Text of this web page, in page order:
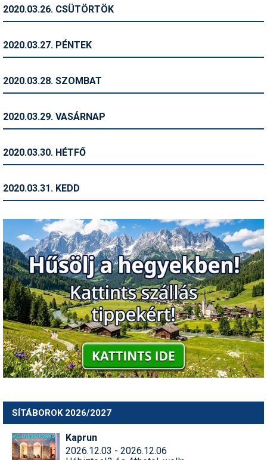
Utazási tippek
2020.03.26. CSÜTÖRTÖK
2020.03.27. PÉNTEK
2020.03.28. SZOMBAT
2020.03.29. VASÁRNAP
2020.03.30. HÉTFŐ
2020.03.31. KEDD
SÍTÁBOROK 2026/2027
Kaprun
2026.12.03 - 2026.12.06